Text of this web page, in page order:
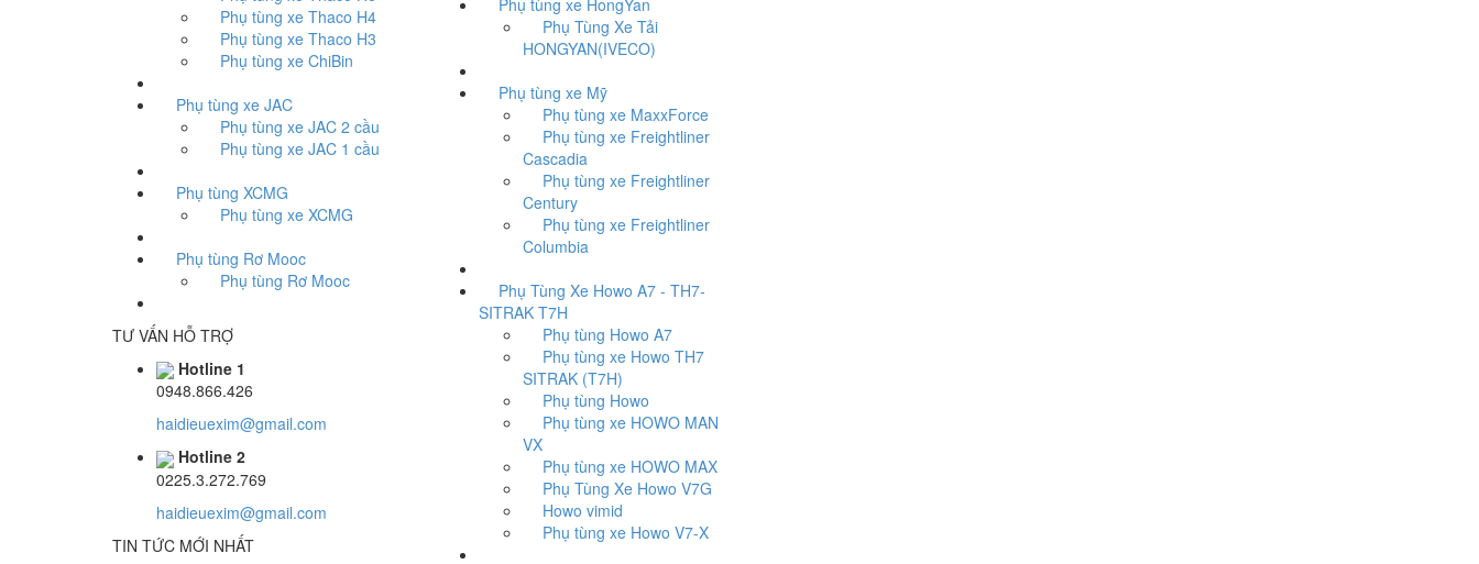
Phụ tùng xe Thaco H4
Phụ tùng xe Thaco H3
Phụ tùng xe ChiBin
Phụ tùng xe JAC
Phụ tùng xe JAC 2 cầu
Phụ tùng xe JAC 1 cầu
Phụ tùng XCMG
Phụ tùng xe XCMG
Phụ tùng Rơ Mooc
Phụ tùng Rơ Mooc
TƯ VẤN HỖ TRỢ
Hotline 1
0948.866.426
haidieuexim@gmail.com
Hotline 2
0225.3.272.769
haidieuexim@gmail.com
TIN TỨC MỚI NHẤT
Phụ tùng xe HongYan
Phụ Tùng Xe Tải
HONGYAN(IVECO)
Phụ tùng xe Mỹ
Phụ tùng xe MaxxForce
Phụ tùng xe Freightliner
Cascadia
Phụ tùng xe Freightliner
Century
Phụ tùng xe Freightliner
Columbia
Phụ Tùng Xe Howo A7 - TH7-
SITRAK T7H
Phụ tùng Howo A7
Phụ tùng xe Howo TH7
SITRAK (T7H)
Phụ tùng Howo
Phụ tùng xe HOWO MAN
VX
Phụ tùng xe HOWO MAX
Phụ Tùng Xe Howo V7G
Howo vimid
Phụ tùng xe Howo V7-X